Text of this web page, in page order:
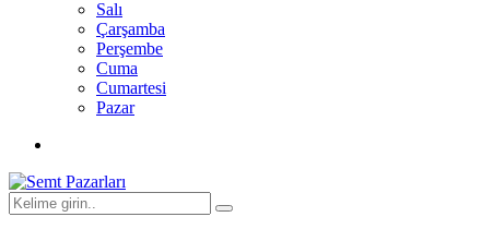
Salı
Çarşamba
Perşembe
Cuma
Cumartesi
Pazar